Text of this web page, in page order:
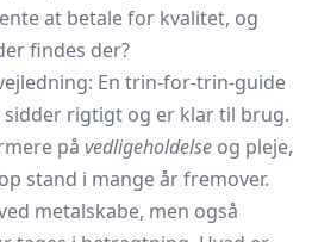
at betale for kvalitet, og
findes der?
En trin-for-trin-guide
rigtigt og er klar til brug.
på vedligeholdelse og pleje,
stand i mange år fremover.
metalskabe, men også